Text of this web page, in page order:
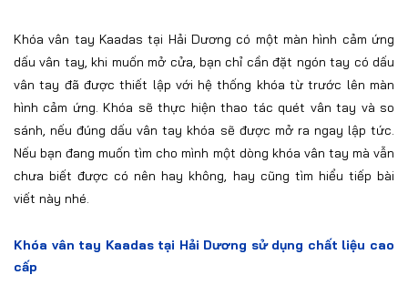
Khóa vân tay Kaadas tại Hải Dương có một màn hình cảm ứng
dấu vân tay, khi muốn mở cửa, bạn chỉ cần đặt ngón tay có dấu
vân tay đã được thiết lập với hệ thống khóa từ trước lên màn
hình cảm ứng. Khóa sẽ thực hiện thao tác quét vân tay và so
sánh, nếu đúng dấu vân tay khóa sẽ được mở ra ngay lập tức.
Nếu bạn đang muốn tìm cho mình một dòng khóa vân tay mà vẫn
chưa biết được có nên hay không, hay cũng tìm hiểu tiếp bài
viết này nhé.
Khóa vân tay Kaadas tại Hải Dương sử dụng chất liệu cao
cấp